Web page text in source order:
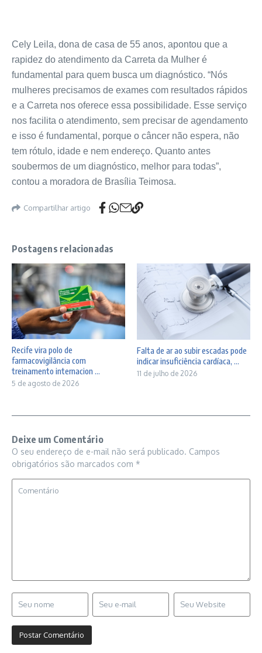
Cely Leila, dona de casa de 55 anos, apontou que a
rapidez do atendimento da Carreta da Mulher é
fundamental para quem busca um diagnóstico. “Nós
mulheres precisamos de exames com resultados rápidos
e a Carreta nos oferece essa possibilidade. Esse serviço
nos facilita o atendimento, sem precisar de agendamento
e isso é fundamental, porque o câncer não espera, não
tem rótulo, idade e nem endereço. Quanto antes
soubermos de um diagnóstico, melhor para todas”,
contou a moradora de Brasília Teimosa.
Compartilhar artigo
Postagens relacionadas
Recife vira polo de
farmacovigilância com
treinamento internacion ...
5 de agosto de 2026
Falta de ar ao subir escadas pode
indicar insuficiência cardíaca, ...
11 de julho de 2026
Deixe um Comentário
O seu endereço de e-mail não será publicado. Campos
obrigatórios são marcados com *